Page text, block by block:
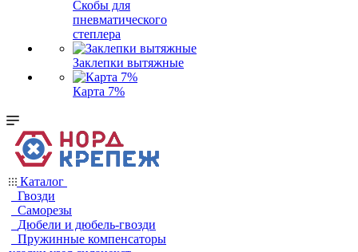
Скобы для
пневматического
степлера
Заклепки вытяжные
Карта 7%
Каталог
Гвозди
Саморезы
Дюбели и дюбель-гвозди
Пружинные компенсаторы